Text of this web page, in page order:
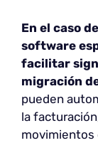
En el caso
software
facilitar
migración
pueden
la
movimientos